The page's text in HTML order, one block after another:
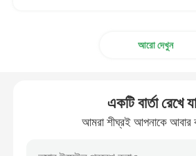
মুদ্রিত কাগজের বাক্স
আরো দেখুন
একটি বার্তা রেখে
আমরা শীঘ্রই আপনাকে